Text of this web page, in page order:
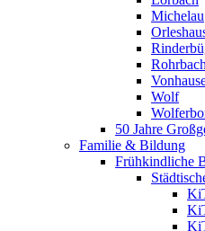
Michelau
Rohrbach
Wolf
50 Jahre
Familie & Bildung
Frühkindliche